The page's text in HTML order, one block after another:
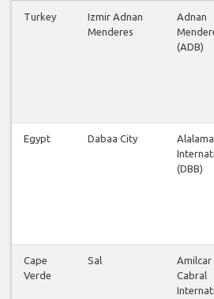
Turkey
Izmir Adnan
Menderes
Adnan
(ADB)
Egypt Dabaa City
(DBB)
Cape
Verde
Sal
Amilcar
Cabral